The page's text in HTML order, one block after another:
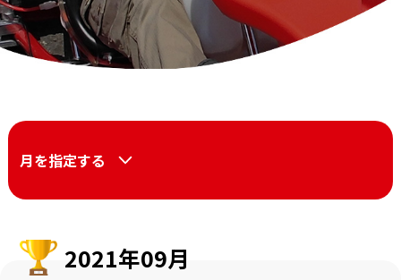
月を指定する
2021年09月